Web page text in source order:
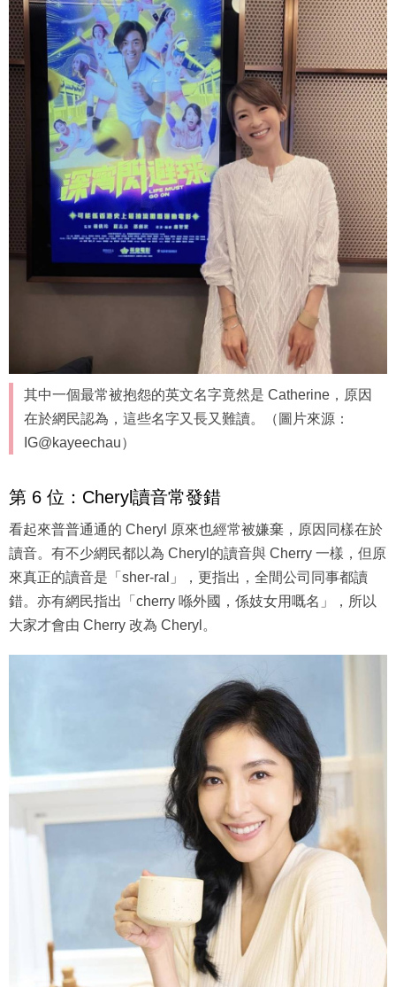
其中一個最常被抱怨的英文名字竟然是 Catherine，原因
在於網民認為，這些名字又長又難讀。（圖片來源：
IG@kayeechau）
第 6 位：Cheryl讀音常發錯
看起來普普通通的 Cheryl 原來也經常被嫌棄，原因同樣在於
讀音。有不少網民都以為 Cheryl的讀音與 Cherry 一樣，但原
來真正的讀音是「sher-ral」，更指出，全間公司同事都讀
錯。亦有網民指出「cherry 喺外國，係妓女用嘅名」，所以
大家才會由 Cherry 改為 Cheryl。